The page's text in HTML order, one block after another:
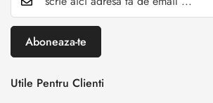
Aboneaza-te
Utile Pentru Clienti